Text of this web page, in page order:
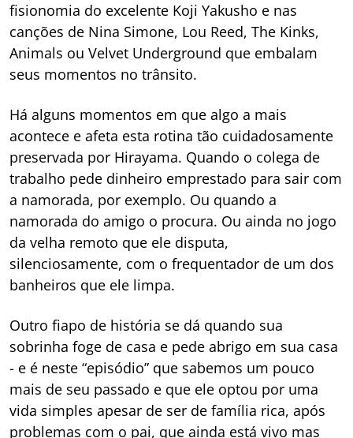
fisionomia do excelente Koji Yakusho e nas
canções de Nina Simone, Lou Reed, The Kinks,
Animals ou Velvet Underground que embalam
seus momentos no trânsito.
Há alguns momentos em que algo a mais
acontece e afeta esta rotina tão cuidadosamente
preservada por Hirayama. Quando o colega de
trabalho pede dinheiro emprestado para sair com
a namorada, por exemplo. Ou quando a
namorada do amigo o procura. Ou ainda no jogo
da velha remoto que ele disputa,
silenciosamente, com o frequentador de um dos
banheiros que ele limpa.
Outro fiapo de história se dá quando sua
sobrinha foge de casa e pede abrigo em sua casa
- e é neste “episódio” que sabemos um pouco
mais de seu passado e que ele optou por uma
vida simples apesar de ser de família rica, após
problemas com o pai, que ainda está vivo mas